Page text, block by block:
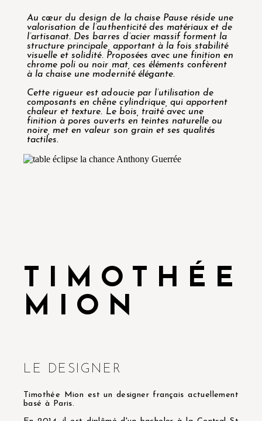
Au cœur du design de la chaise Pause réside une
valorisation de l’authenticité des matériaux et de
l’artisanat. Des barres d’acier massif forment la
structure principale, apportant à la fois stabilité
visuelle et solidité. Proposées avec une finition en
chrome poli ou noir mat, ces éléments confèrent
à la chaise une modernité élégante.
Cette rigueur est adoucie par l’utilisation de
composants en chêne cylindrique, qui apportent
chaleur et texture. Le bois, traité avec une
finition à pores ouverts en teintes naturelle ou
noire, met en valeur son grain et ses qualités
tactiles.
TIMOTHÉE
MION
LE DESIGNER
Timothée Mion est un designer français actuellement
basé à Paris.